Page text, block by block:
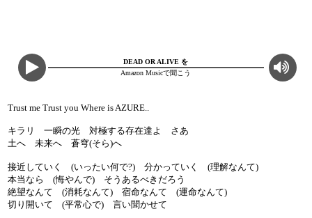
DEAD OR ALIVE を
Amazon Musicで聞こう
Trust me Trust you Where is AZURE..
キラリ 一瞬の光 対極する存在達よ さあ
土へ 未来へ 蒼穹(そら)へ
接近していく (いったい何で?) 分かっていく (理解なんて)
本当なら (悔やんで) そうあるべきだろう
絶望なんて (消耗なんて) 宿命なんて (運命なんて)
切り開いて (平常心で) 言い聞かせて